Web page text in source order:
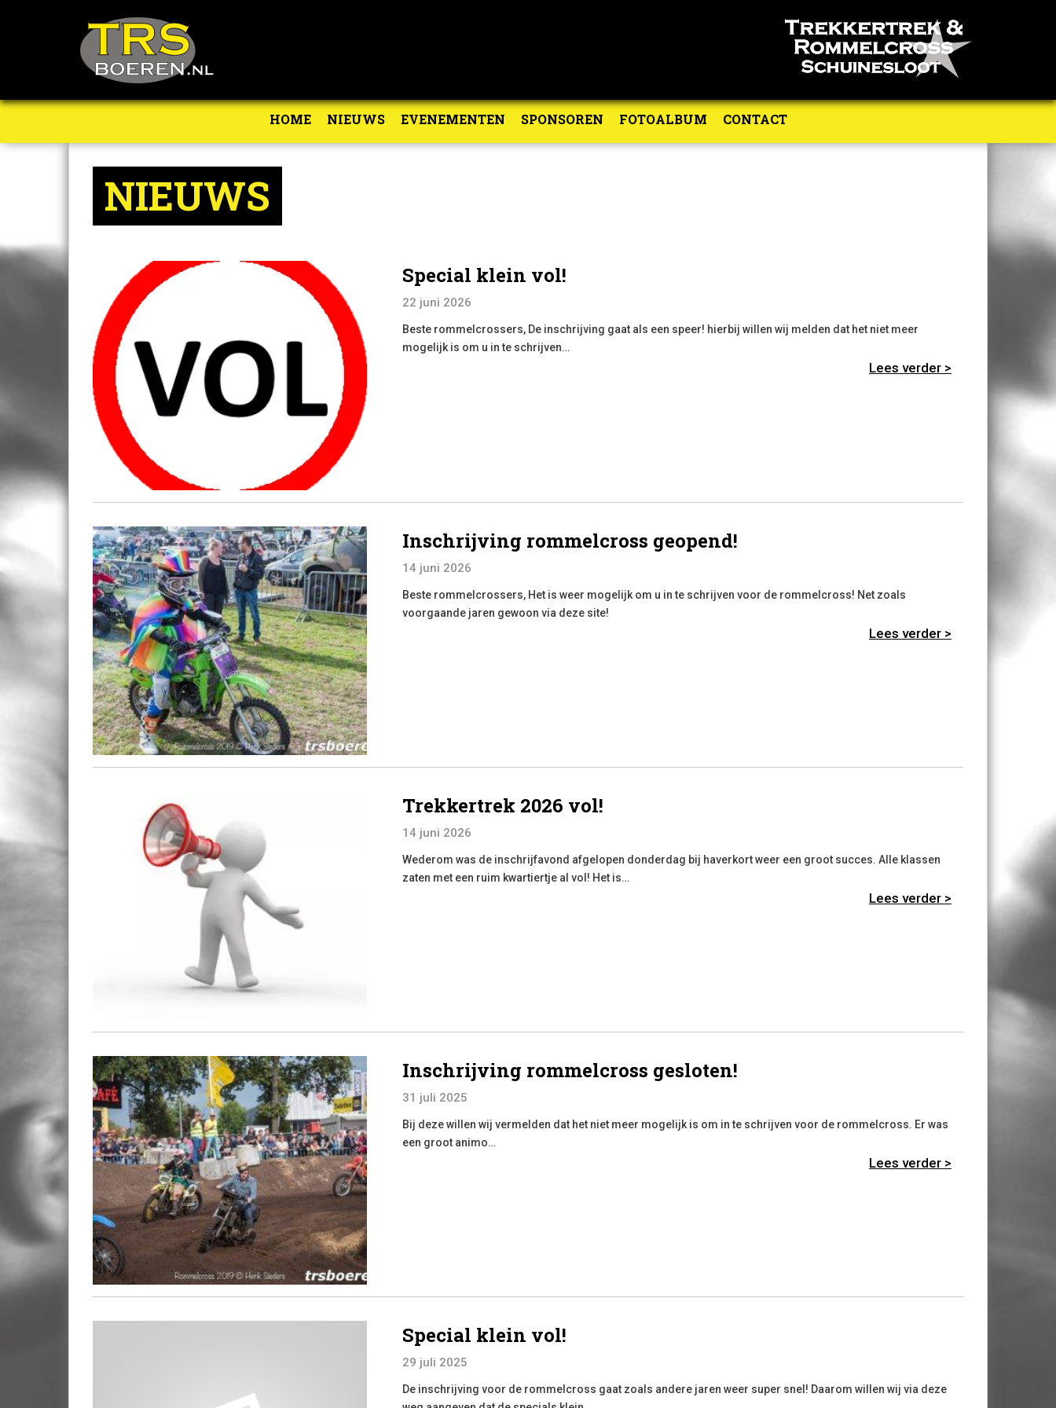
HOME NIEUWS EVENEMENTEN SPONSOREN FOTOALBUM CONTACT
NIEUWS
Special klein vol!
22 juni 2026
Beste rommelcrossers, De inschrijving gaat als een speer! hierbij willen wij melden dat het niet meer
mogelijk is om u in te schrijven…
Lees verder >
Inschrijving rommelcross geopend!
14 juni 2026
Beste rommelcrossers, Het is weer mogelijk om u in te schrijven voor de rommelcross! Net zoals
voorgaande jaren gewoon via deze site!
Lees verder >
Trekkertrek 2026 vol!
14 juni 2026
Wederom was de inschrijfavond afgelopen donderdag bij haverkort weer een groot succes. Alle klassen
zaten met een ruim kwartiertje al vol! Het is…
Lees verder >
Inschrijving rommelcross gesloten!
31 juli 2025
Bij deze willen wij vermelden dat het niet meer mogelijk is om in te schrijven voor de rommelcross. Er was
een groot animo…
Lees verder >
Special klein vol!
29 juli 2025
De inschrijving voor de rommelcross gaat zoals andere jaren weer super snel! Daarom willen wij via deze